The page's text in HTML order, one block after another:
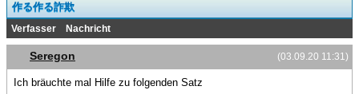
作る作る詐欺
Verfasser Nachricht
(03.09.20 11:31)
Seregon
Ich bräuchte mal Hilfe zu folgenden Satz